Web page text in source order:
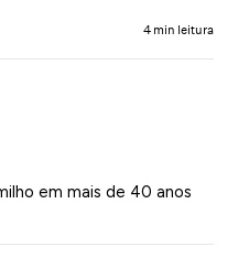
4 min leitura
em mais de 40 anos